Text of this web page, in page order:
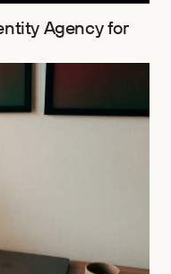
Agency for